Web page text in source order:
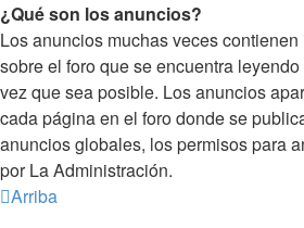
¿Qué son los anuncios?
Los anuncios muchas veces
sobre el foro que se encuentra
vez que sea posible. Los anuncios
cada página en el foro donde se
anuncios globales, los permisos para
por La Administración.
Arriba